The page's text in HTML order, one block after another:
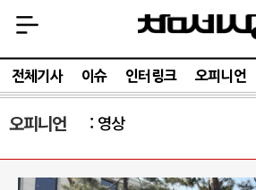
전체기사 이슈 인터링크 오피니언
오피니언 영상